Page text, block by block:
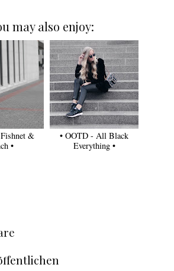
may also enjoy:
&
•
• OOTD - All Black
Everything •